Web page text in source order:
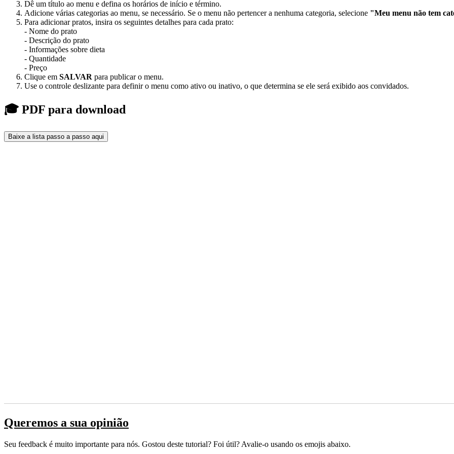
Dê um título ao menu e defina os horários de início e término.
Adicione várias categorias ao menu, se necessário. Se o menu não pertencer a nenhuma categoria, selecione "Meu menu não tem
Para adicionar pratos, insira os seguintes detalhes para cada prato:
- Nome do prato
- Descrição do prato
- Informações sobre dieta
- Quantidade
- Preço
Clique em SALVAR para publicar o menu.
Use o controle deslizante para definir o menu como ativo ou inativo, o que determina se ele será exibido aos convidados.
🎓 PDF para download
Baixe a lista passo a passo aqui
Queremos a sua opinião
Seu feedback é muito importante para nós. Gostou deste tutorial? Foi útil? Avalie-o usando os emojis abaixo.